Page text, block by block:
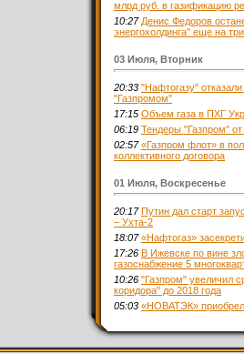
млрд руб. в газификацию
10:27 Денис Федоров
энергохолдинга" еще на
03 Июля, Вторник
20:33 "Нафтогазу"
"Газпромом"
17:15 Объем газа в ПХГ
06:19 Тендеры "Газпром" от
02:57 «Газпром флот» в
коллективного договора
01 Июля, Воскресенье
20:17 Путин дал старт
– Ухта-2
18:07 «Нафтогаз»
17:26 В Ижевске по вине
газоснабжение 5
10:26 "Газпром" увеличил
коридора" до 2018 года
05:03 «НОВАТЭК»